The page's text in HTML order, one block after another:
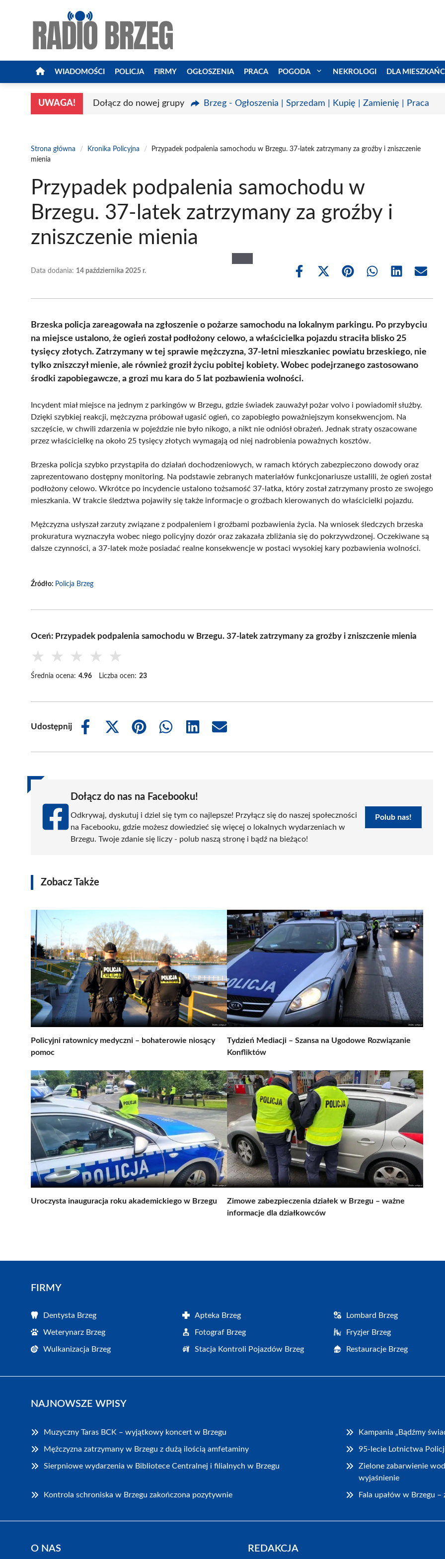
WIADOMOŚCI POLICJA FIRMY OGŁOSZENIA PRACA POGODA NEKROLOGI DLA
UWAGA! Dołącz do nowej grupy Brzeg - Ogłoszenia | Sprzedam | Kupię | Zamienię | Praca
Strona główna / Kronika Policyjna /
Przypadek podpalenia samochodu w Brzegu. 37-latek zatrzymany za groźby i zniszczenie
mienia
Przypadek podpalenia samochodu w
Brzegu. 37-latek zatrzymany za groźby i
zniszczenie mienia
Data dodania: 14 października 2025 r.
Share
Share
(Twitter)
Share Share Share Share
Brzeska policja zareagowała na zgłoszenie o pożarze samochodu na lokalnym parkingu. Po przybyciu
na miejsce ustalono, że ogień został podłożony celowo, a właścicielka pojazdu straciła blisko 25
tysięcy złotych. Zatrzymany w tej sprawie mężczyzna, 37-letni mieszkaniec powiatu brzeskiego, nie
tylko zniszczył mienie, ale również groził życiu pobitej kobiety. Wobec podejrzanego zastosowano
środki zapobiegawcze, a grozi mu kara do 5 lat pozbawienia wolności.
Incydent miał miejsce na jednym z parkingów w Brzegu, gdzie świadek zauważył pożar volvo i powiadomił służby.
Dzięki szybkiej reakcji, mężczyzna próbował ugasić ogień, co zapobiegło poważniejszym konsekwencjom. Na
szczęście, w chwili zdarzenia w pojeździe nie było nikogo, a nikt nie odniósł obrażeń. Jednak straty oszacowane
przez właścicielkę na około 25 tysięcy złotych wymagają od niej nadrobienia poważnych kosztów.
Brzeska policja szybko przystąpiła do działań dochodzeniowych, w ramach których zabezpieczono dowody oraz
zaprezentowano dostępny monitoring. Na podstawie zebranych materiałów funkcjonariusze ustalili, że ogień został
podłożony celowo. Wkrótce po incydencie ustalono tożsamość 37-latka, który został zatrzymany prosto ze swojego
mieszkania. W trakcie śledztwa pojawiły się także informacje o groźbach kierowanych do właścicielki pojazdu.
Mężczyzna usłyszał zarzuty związane z podpaleniem i groźbami pozbawienia życia. Na wniosek śledczych brzeska
prokuratura wyznaczyła wobec niego policyjny dozór oraz zakazała zbliżania się do pokrzywdzonej. Oczekiwane są
dalsze czynności, a 37-latek może posiadać realne konsekwencje w postaci wysokiej kary pozbawienia wolności.
Źródło: Policja Brzeg
Oceń: Przypadek podpalenia samochodu w Brzegu. 37-latek zatrzymany za groźby i zniszczenie mienia
★ ★ ★ ★ ★
Średnia ocena: 4.96 Liczba ocen: 23
Udostępnij
Share
Share
(Twitter)
Share
Share
Share
Share
Dołącz do nas na Facebooku!
Odkrywaj, dyskutuj i dziel się tym co najlepsze! Przyłącz się do naszej społeczności
na Facebooku, gdzie możesz dowiedzieć się więcej o lokalnych wydarzeniach w
Brzegu. Twoje zdanie się liczy - polub naszą stronę i bądź na bieżąco!
Polub nas!
Zobacz Także
Policyjni ratownicy medyczni – bohaterowie niosący
pomoc
Tydzień Mediacji – Szansa na Ugodowe Rozwiązanie
Konfliktów
Uroczysta inauguracja roku akademickiego w Brzegu
Zimowe zabezpieczenia działek w Brzegu – ważne
informacje dla działkowców
FIRMY
Dentysta Brzeg Apteka Brzeg Lombard Brzeg
Weterynarz Brzeg Fotograf Brzeg Fryzjer Brzeg
Wulkanizacja Brzeg Stacja Kontroli Pojazdów Brzeg Restauracje Brzeg
NAJNOWSZE WPISY
Muzyczny Taras BCK – wyjątkowy koncert w Brzegu Kampania „Bądźmy
Mężczyzna zatrzymany w Brzegu z dużą ilością amfetaminy 95-lecie Lotnictwa
Sierpniowe wydarzenia w Bibliotece Centralnej i filialnych w Brzegu
Zielone zabarwienie
wyjaśnienie
Kontrola schroniska w Brzegu zakończona pozytywnie Fala upałów w Brzegu
O NAS REDAKCJA